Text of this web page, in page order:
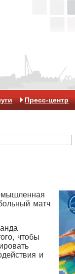
Пресс-центр
матч
чтобы
и